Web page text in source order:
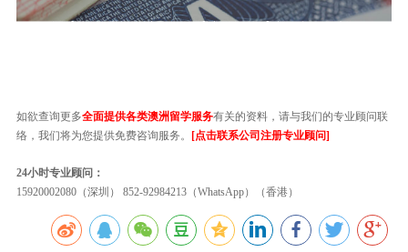
如欲查询更多全面提供各类澳洲留学服务有关的资料，请与我们的专业顾问联
络，我们将为您提供免费咨询服务。
[点击联系公司注册专业顾问]
24小时专业顾问：
15920002080（深圳） 852-92984213（WhatsApp）（香港）